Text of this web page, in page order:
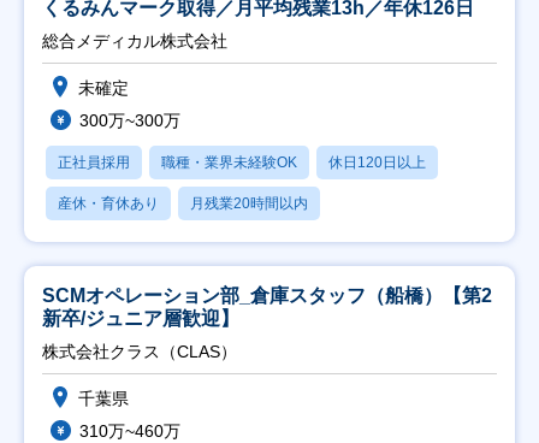
くるみんマーク取得／月平均残業13h／年休126日
総合メディカル株式会社
未確定
300万~300万
正社員採用 職種・業界未経験OK 休日120日以上
産休・育休あり 月残業20時間以内
SCMオペレーション部_倉庫スタッフ（船橋）【第2
新卒/ジュニア層歓迎】
株式会社クラス（CLAS）
千葉県
310万~460万